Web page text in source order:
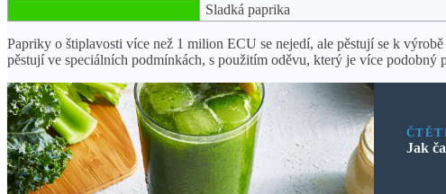
Sladká paprika
Papriky o štiplavosti více než 1 milion ECU se nejedí, ale pěstují se k
pěstují ve speciálních podmínkách, s použitím oděvu, který je více podobný
Jak